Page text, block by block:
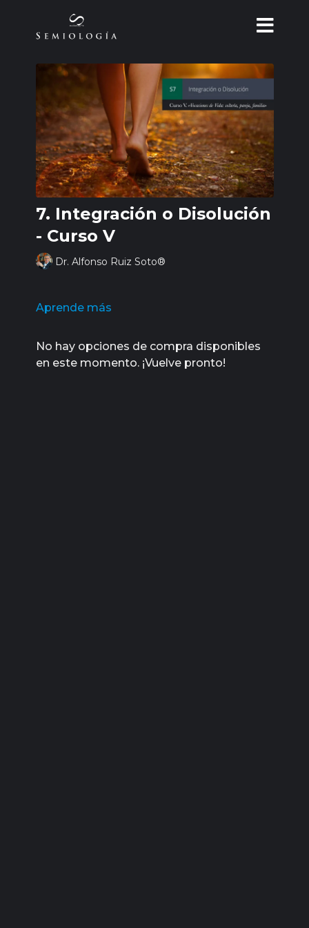
7. Integración o Disolución
- Curso V
Dr. Alfonso Ruiz Soto®
Aprende más
No hay opciones de compra disponibles
en este momento. ¡Vuelve pronto!